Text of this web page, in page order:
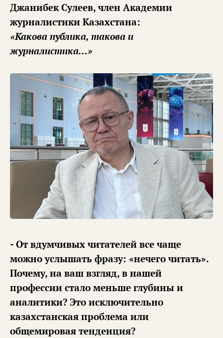
Джанибек Сулеев, член Академии
журналистики Казахстана:
«Какова публика, такова и
журналистика…»
- От вдумчивых читателей все чаще
можно услышать фразу: «нечего читать».
Почему, на ваш взгляд, в нашей
профессии стало меньше глубины и
аналитики? Это исключительно
казахстанская проблема или
общемировая тенденция?